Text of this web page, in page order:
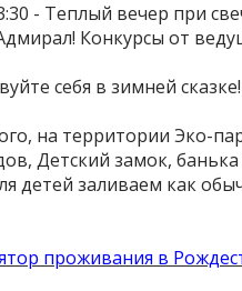
- Теплый вечер при
Конкурсы от
себя в зимней
на территории Эко-
Детский замок,
детей заливаем как
проживания в